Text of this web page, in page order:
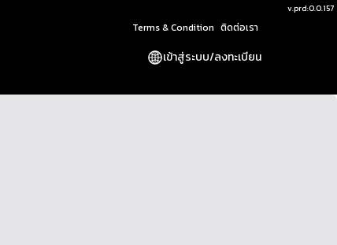
v.prd:0.0.157
Terms & Condition ติดต่อเรา
เข้าสู่ระบบ/ลงทะเบียน